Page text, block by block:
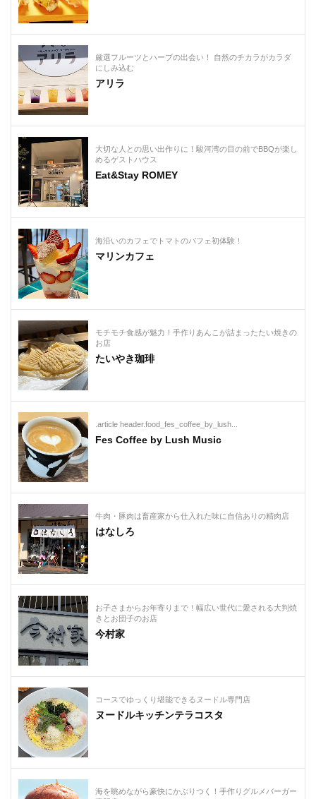
厳選フルーツとハーブの出会い！ 自然のチカラがカラダ
にしみ込む
アリラ
大切な人との思い出作りに！駿河湾の目の前でBBQが楽し
めるゲストハウス
Eat&Stay ROMEY
海沿いのカフェでトマトのパフェ初体験！
マリンカフェ
モチモチ食感が魅力！手作りあんこが詰まったたい焼きの
お店
たいやき珈琲
.article header.food_fes_coffee_by_lush...
Fes Coffee by Lush Music
牛肉・豚肉は畜産家から仕入れた味に自信ありの精肉店
はなしろ
お子さまからお年寄りまで！幅広い世代に愛される大判焼
きとお団子のお店
今村家
コースでゆっくり堪能できるヌードル専門店
ヌードルキッチンテラコスタ
海を眺めながら豪快にかぶりつく！手作りグルメバーガー